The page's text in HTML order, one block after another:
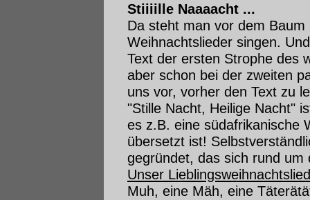
Stiiiille Naaaacht ...
Da steht man vor dem
Weihnachtslieder singen.
Text der ersten Strophe des
aber schon bei der zweiten
uns vor, vorher den Text zu
"Stille Nacht, Heilige Nacht"
es z.B. eine südafrikanische
übersetzt ist!
gegründet, das sich rund
Unser Lieblingsweihnachtslied
Muh, eine Mäh, eine